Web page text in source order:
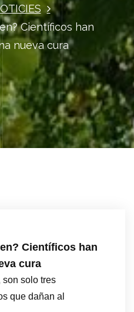
Científicos han
nueva cura
Científicos han
cura
solo tres
que dañan al